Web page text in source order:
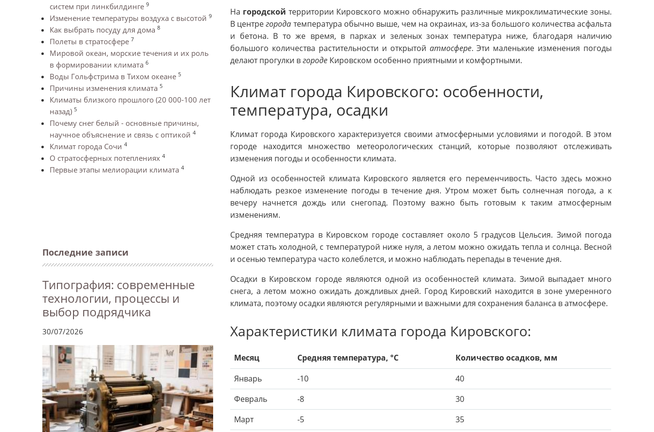
систем при линкбилдинге 9
Изменение температуры воздуха с высотой 9
Как выбрать посуду для дома 8
Полеты в стратосфере 7
Мировой океан, морские течения и их роль
в формировании климата 6
Воды Гольфстрима в Тихом океане 5
Причины изменения климата 5
Климаты близкого прошлого (20 000-100 лет
назад) 5
Почему снег белый - основные причины,
научное объяснение и связь с оптикой 4
Климат города Сочи 4
О стратосферных потеплениях 4
Первые этапы мелиорации климата 4
Последние записи
Типография: современные
технологии, процессы и
выбор подрядчика
30/07/2026
На городской территории Кировского можно обнаружить различные микроклиматические зоны.
В центрегорода температура обычно выше, чем на окраинах, из-за большого количества асфальта
и бетона. В то же время, в парках и зеленых зонах температура ниже, благодаря наличию
большого количества растительности и открытой атмосфере. Эти маленькие изменения погоды
делают прогулки вгороде Кировском особенно приятными и комфортными.
Климат города Кировского: особенности,
температура, осадки
Климат города Кировского характеризуется своими атмосферными условиями и погодой. В этом
городе находится множество метеорологических станций, которые позволяют отслеживать
изменения погоды и особенности климата.
Одной из особенностей климата Кировского является его переменчивость. Часто здесь можно
наблюдать резкое изменение погоды в течение дня. Утром может быть солнечная погода, а к
вечеру начнется дождь или снегопад. Поэтому важно быть готовым к таким атмосферным
изменениям.
Средняя температура в Кировском городе составляет около 5 градусов Цельсия. Зимой погода
может стать холодной, с температурой ниже нуля, а летом можно ожидать тепла и солнца. Весной
и осенью температура часто колеблется, и можно наблюдать перепады в течение дня.
Осадки в Кировском городе являются одной из особенностей климата. Зимой выпадает много
снега, а летом можно ожидать дождливых дней. Город Кировский находится в зоне умеренного
климата, поэтому осадки являются регулярными и важными для сохранения баланса в атмосфере.
Характеристики климата города Кировского:
Месяц Средняя температура, °C
Количество осадков, мм
Январь
-10
40
Февраль
-8
30
Март
-5
35